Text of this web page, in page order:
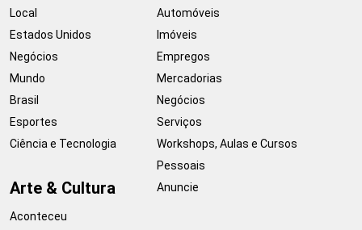
Local
Estados Unidos
Negócios
Mundo
Brasil
Esportes
Ciência e Tecnologia
Arte & Cultura
Aconteceu
Automóveis
Imóveis
Empregos
Mercadorias
Negócios
Serviços
Workshops, Aulas e Cursos
Pessoais
Anuncie